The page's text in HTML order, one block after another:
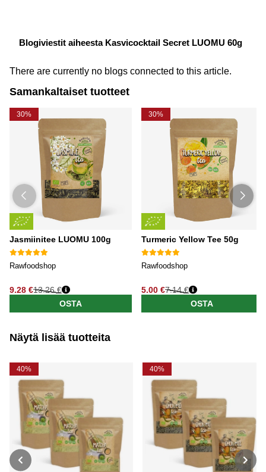
Blogiviestit aiheesta Kasvicocktail Secret LUOMU 60g
There are currently no blogs connected to this article.
Samankaltaiset tuotteet
30%
Jasmiinitee LUOMU 100g
Rawfoodshop
9.28 €13.26 €
OSTA
30%
Turmeric Yellow Tee 50g
Rawfoodshop
5.00 €7.14 €
OSTA
Näytä lisää tuotteita
40% 40%